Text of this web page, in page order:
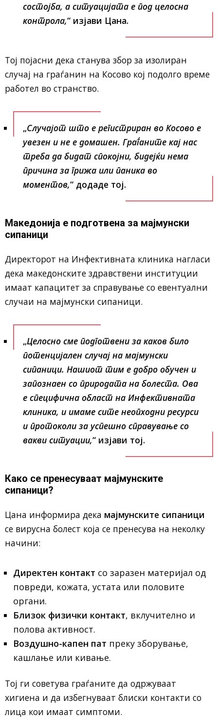
состојба, а ситуацијата е под целосна
контрола,“ изјави Цана.
Тој појасни дека станува збор за изолиран
случај на граѓанин на Косово кој подолго време
работел во странство.
„Случајот што е регистриран во Косово е
увезен и не е домашен. Граѓаните кај нас
треба да бидат спокојни, бидејќи нема
причина за грижа или паника во
моментов,“ додаде тој.
Македонија е подготвена за мајмунски
сипаници
Директорот на Инфективната клиника нагласи
дека македонските здравствени институции
имаат капацитет за справување со евентуални
случаи на мајмунски сипаници.
„Целосно сме подготвени за каков било
потенцијален случај на мајмунски
сипаници. Нашиот тим е добро обучен и
запознаен со природата на болеста. Ова
е специфична област на Инфективната
клиника, и имаме сите неопходни ресурси
и протоколи за успешно справување со
вакви ситуации,“ изјави тој.
Како се пренесуваат мајмунските
сипаници?
Цана информира дека мајмунските сипаници
се вирусна болест која се пренесува на неколку
начини:
Директен контакт со заразен материјал од
повреди, кожата, устата или половите
органи.
Близок физички контакт, вклучително и
полова активност.
Воздушно-капен пат преку зборување,
кашлање или кивање.
Тој ги советува граѓаните да одржуваат
хигиена и да избегнуваат блиски контакти со
лица кои имаат симптоми.